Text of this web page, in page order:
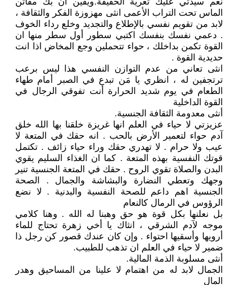
الماس تحت التراب الأعمى انثى مهزوزة الفكر والثقافة ،
لابد من تقويم نفسي بالإطلاع والتجديد وخلع رداء الخوف
. دعمي نفسك بنفسك اكتبي سطور أول سطر منها ان
القوة تكمن بداخلك ، حواء تتحملين وجع المخاض اذا انت
حديدية القوة .
انثى تعاني من عدم التوازن النفسي هذا ليس برعب
ترتجفين له ، انظري يا مَن تبدع في الصبر أمام طهاء
الطعام في يوم شديد الحرارة أنت تفوقي الرجال في
القوة الداخلية
أنثى معدومة الثقافة الجنسية.
عزيزتي لا حياء في العلم انها غريزة خلقنا بها الله خلق
آدم حواء لتعمير الأرض بالحب . انه حقك في المتعة لا
عيب ولا حرام . لا تهدري حقك وراء حياء زائف . تكتمل
قوتك النفسية بهذه المتعة . كما ان الغذاء السليم يقوي
البدن والصلاة تقوي الروح . حقك في المتعة الجنسية تنير
وجهك وتعطي النضارة والبشاشة والجمال . الصحة
الجنسية اهم داعم للصحة النفسية والبدنية . لا نضع
الرؤوس في الرمال كالنعام
بل نعلنها بكل قوة هو حق وهبنا له الله . وهنا كلامي
موجه لآدم الشرقي ، انثاك يا أخي زهرة تحتاج للماء
أرويها وأسقيها احتواء . وإن كان عندك قصور كن رجل ذا
ضمير لا حياء في العلم ان تذهب للطبيب.
أنثى مسلوبة الذمة المالية.
الجمال لابد له من اهتمام لا علينا من المساحيق وهدر
المال